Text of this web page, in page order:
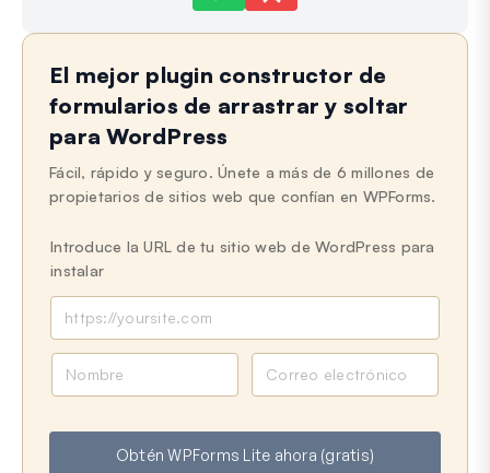
Aún atascado?
Última actualización el 01 abr 2026
El mejor plugin constructor de
formularios de arrastrar y soltar
para WordPress
Fácil, rápido y seguro. Únete a más de 6 millones de
propietarios de sitios web que confían en WPForms.
Introduce la URL de tu sitio web de WordPress para
instalar
b
r
e
Obtén WPForms Lite ahora (gratis)